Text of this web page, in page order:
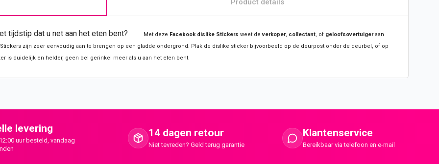
Product details
tijdstip dat u net aan het eten bent? Met deze Facebook dislike Stickers weet deverkoper, collectant, of geloofsovertuigeraan
zijn zeer eenvoudig aan te brengen op een gladde ondergrond. Plak de dislike sticker bijvoorbeeld op de deurpost onder de deurbel, of op
is duidelijk en helder, geen bel gerinkel meer als u aan het eten bent.
levering
uur besteld, vandaag
14 dagen retour
Niet tevreden? Geld terug garantie
Klantenservice
Bereikbaar via telefoon en e-mail